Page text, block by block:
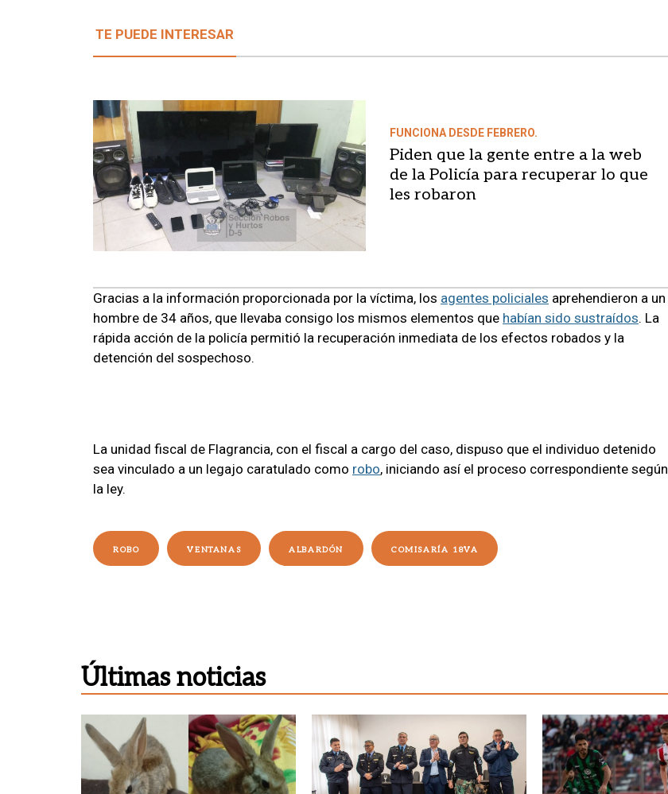
TE PUEDE INTERESAR
FUNCIONA DESDE FEBRERO.
Piden que la gente entre a la web
de la Policía para recuperar lo que
les robaron
Gracias a la información proporcionada por la víctima, los agentes policiales aprehendieron a un
hombre de 34 años, que llevaba consigo los mismos elementos que habían sido sustraídos. La
rápida acción de la policía permitió la recuperación inmediata de los efectos robados y la
detención del sospechoso.
La unidad fiscal de Flagrancia, con el fiscal a cargo del caso, dispuso que el individuo detenido
sea vinculado a un legajo caratulado como robo, iniciando así el proceso correspondiente según
la ley.
ROBO VENTANAS ALBARDÓN COMISARÍA 18VA
Últimas noticias